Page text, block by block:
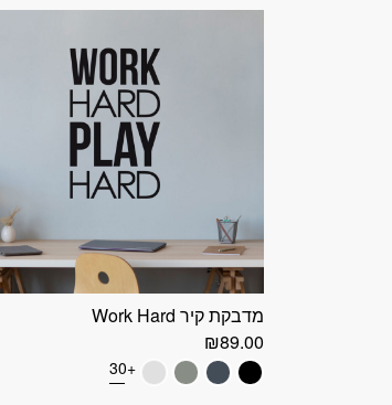
מדבקת קיר Work Hard
₪89.00
+30